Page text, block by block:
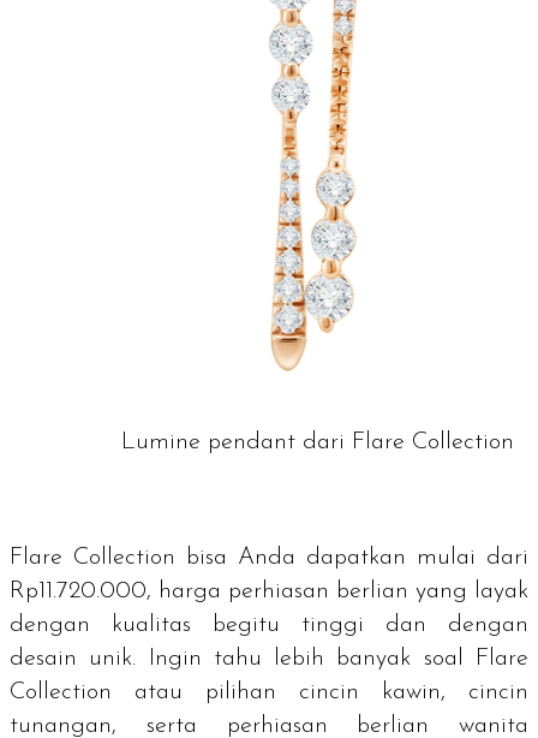
Lumine pendant dari Flare Collection
Flare Collection bisa Anda dapatkan mulai dari
Rp11.720.000, harga perhiasan berlian yang layak
dengan kualitas begitu tinggi dan dengan
desain unik. Ingin tahu lebih banyak soal Flare
Collection atau pilihan cincin kawin, cincin
tunangan, serta perhiasan berlian wanita